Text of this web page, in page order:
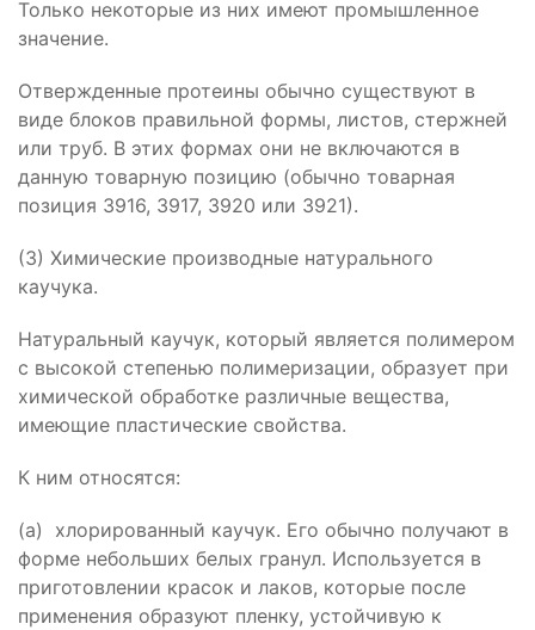
Только некоторые из них имеют промышленное
значение.
Отвержденные протеины обычно существуют в
виде блоков правильной формы, листов, стержней
или труб. В этих формах они не включаются в
данную товарную позицию (обычно товарная
позиция 3916, 3917, 3920 или 3921).
(3) Химические производные натурального
каучука.
Натуральный каучук, который является полимером
с высокой степенью полимеризации, образует при
химической обработке различные вещества,
имеющие пластические свойства.
К ним относятся:
(а) хлорированный каучук. Его обычно получают в
форме небольших белых гранул. Используется в
приготовлении красок и лаков, которые после
применения образуют пленку, устойчивую к